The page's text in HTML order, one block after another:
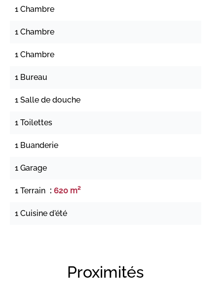
1 Chambre
1 Chambre
1 Chambre
1 Bureau
1 Salle de douche
1 Toilettes
1 Buanderie
1 Garage
1 Terrain 620 m²
1 Cuisine d'été
Proximités